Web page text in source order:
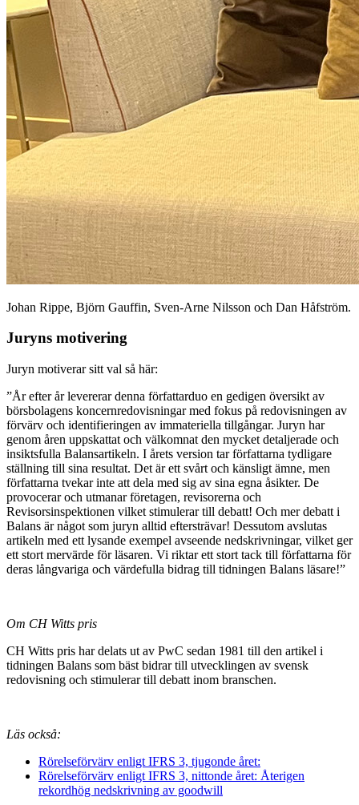
Johan Rippe, Björn Gauffin, Sven-Arne Nilsson och Dan Håfström.
Juryns motivering
Juryn motiverar sitt val så här:
”År efter år levererar denna författarduo en gedigen översikt av
börsbolagens koncernredovisningar med fokus på redovisningen av
förvärv och identifieringen av immateriella tillgångar. Juryn har
genom åren uppskattat och välkomnat den mycket detaljerade och
insiktsfulla Balansartikeln. I årets version tar författarna tydligare
ställning till sina resultat. Det är ett svårt och känsligt ämne, men
författarna tvekar inte att dela med sig av sina egna åsikter. De
provocerar och utmanar företagen, revisorerna och
Revisorsinspektionen vilket stimulerar till debatt! Och mer debatt i
Balans är något som juryn alltid eftersträvar! Dessutom avslutas
artikeln med ett lysande exempel avseende nedskrivningar, vilket ger
ett stort mervärde för läsaren. Vi riktar ett stort tack till författarna för
deras långvariga och värdefulla bidrag till tidningen Balans läsare!”
Om CH Witts pris
CH Witts pris har delats ut av PwC sedan 1981 till den artikel i
tidningen Balans som bäst bidrar till utvecklingen av svensk
redovisning och stimulerar till debatt inom branschen.
Läs också:
Rörelseförvärv enligt IFRS 3, tjugonde året:
Rörelseförvärv enligt IFRS 3, nittonde året: Återigen
rekordhög nedskrivning av goodwill